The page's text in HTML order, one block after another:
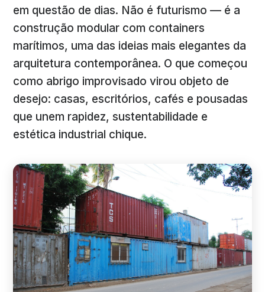
em questão de dias. Não é futurismo — é a
construção modular com containers
marítimos, uma das ideias mais elegantes da
arquitetura contemporânea. O que começou
como abrigo improvisado virou objeto de
desejo: casas, escritórios, cafés e pousadas
que unem rapidez, sustentabilidade e
estética industrial chique.